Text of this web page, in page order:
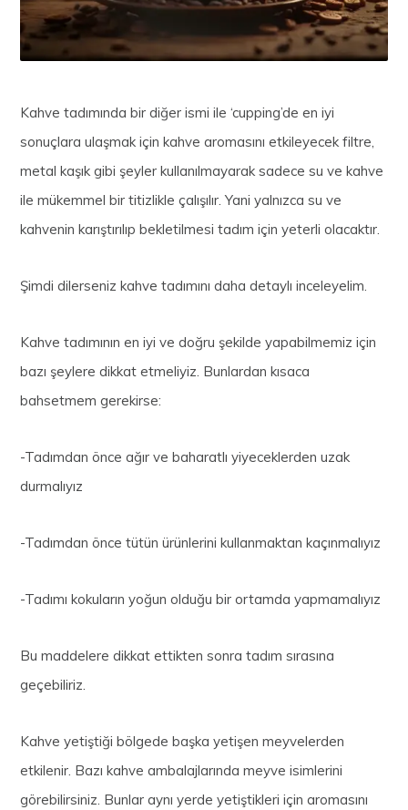
Kahve tadımında bir diğer ismi ile ‘cupping’de en iyi
sonuçlara ulaşmak için kahve aromasını etkileyecek filtre,
metal kaşık gibi şeyler kullanılmayarak sadece su ve kahve
ile mükemmel bir titizlikle çalışılır. Yani yalnızca su ve
kahvenin karıştırılıp bekletilmesi tadım için yeterli olacaktır.
Şimdi dilerseniz kahve tadımını daha detaylı inceleyelim.
Kahve tadımının en iyi ve doğru şekilde yapabilmemiz için
bazı şeylere dikkat etmeliyiz. Bunlardan kısaca
bahsetmem gerekirse:
-Tadımdan önce ağır ve baharatlı yiyeceklerden uzak
durmalıyız
-Tadımdan önce tütün ürünlerini kullanmaktan kaçınmalıyız
-Tadımı kokuların yoğun olduğu bir ortamda yapmamalıyız
Bu maddelere dikkat ettikten sonra tadım sırasına
geçebiliriz.
Kahve yetiştiği bölgede başka yetişen meyvelerden
etkilenir. Bazı kahve ambalajlarında meyve isimlerini
görebilirsiniz. Bunlar aynı yerde yetiştikleri için aromasını